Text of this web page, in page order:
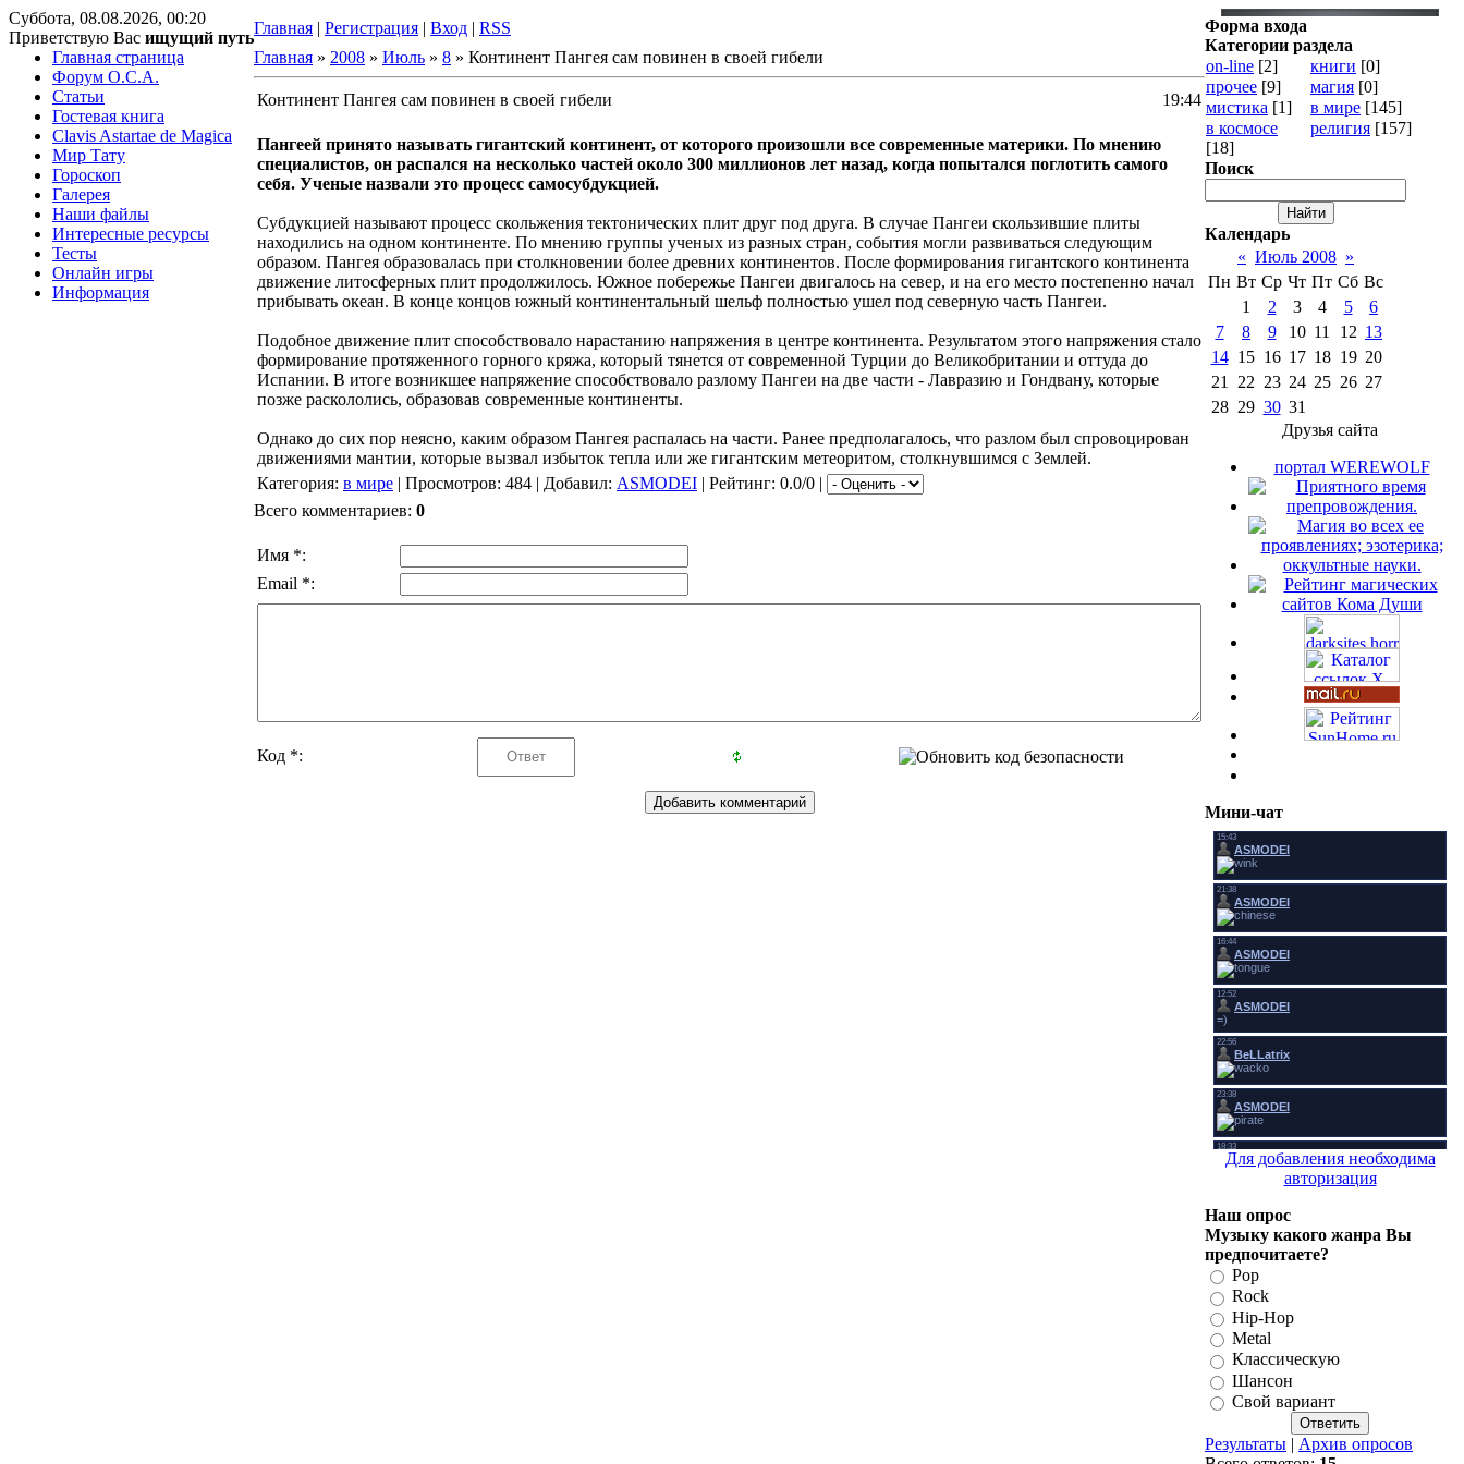
Суббота, 08.08.2026, 00:20
Приветствую Вас ищущий путь
Главная | Регистрация | Вход | RSS
Главная страница
Форум O.C.A.
Статьи
Гостевая книга
Clavis Astartae de Magica
Мир Тату
Гороскоп
Галерея
Наши файлы
Интересные ресурсы
Тесты
Онлайн игры
Информация
Главная » 2008 » Июль » 8 » Континент Пангея сам повинен в своей гибели
Континент Пангея сам повинен в своей гибели 19:44
Пангеей принято называть гигантский континент, от которого произошли все современные материки. По мнению
специалистов, он распался на несколько частей около 300 миллионов лет назад, когда попытался поглотить самого
себя. Ученые назвали это процесс самосубдукцией.
Субдукцией называют процесс скольжения тектонических плит друг под друга. В случае Пангеи скользившие плиты
находились на одном континенте. По мнению группы ученых из разных стран, события могли развиваться следующим
образом. Пангея образовалась при столкновении более древних континентов. После формирования гигантского континента
движение литосферных плит продолжилось. Южное побережье Пангеи двигалось на север, и на его место постепенно начал
прибывать океан. В конце концов южный континентальный шельф полностью ушел под северную часть Пангеи.
Подобное движение плит способствовало нарастанию напряжения в центре континента. Результатом этого напряжения стало
формирование протяженного горного кряжа, который тянется от современной Турции до Великобритании и оттуда до
Испании. В итоге возникшее напряжение способствовало разлому Пангеи на две части - Лавразию и Гондвану, которые
позже раскололись, образовав современные континенты.
Однако до сих пор неясно, каким образом Пангея распалась на части. Ранее предполагалось, что разлом был спровоцирован
движениями мантии, которые вызвал избыток тепла или же гигантским метеоритом, столкнувшимся с Землей.
Категория: в мире | Просмотров: 484 | Добавил: ASMODEI | Рейтинг: 0.0/0 |
Всего комментариев: 0
Имя *:
Email *:
Код *:
Форма входа
Категории раздела
on-line [2] книги [0]
прочее [9] магия [0]
мистика [1] в мире [145]
в космосе
[18]
религия [157]
Поиск
Календарь
« Июль 2008 »
Пн Вт Ср Чт Пт Сб Вс
1
2 3 4 5
6
7
8 9 10 11 12 13
14 15 16 17 18 19 20
21
22 23 24 25 26 27
28 29 30 31
Друзья сайта
портал WEREWOLF
Мини-чат
Для добавления необходима
авторизация
Наш опрос
Музыку какого жанра Вы
предпочитаете?
Pop
Rock
Hip-Hop
Metal
Классическую
Шансон
Свой вариант
Результаты | Архив опросов